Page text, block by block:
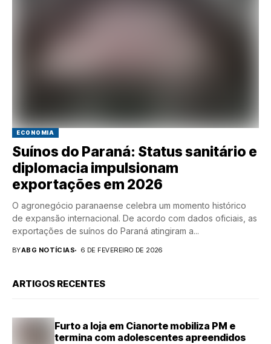
ECONOMIA
Suínos do Paraná: Status sanitário e
diplomacia impulsionam
exportações em 2026
O agronegócio paranaense celebra um momento histórico
de expansão internacional. De acordo com dados oficiais, as
exportações de suínos do Paraná atingiram a...
BYABG NOTÍCIAS 6 DE FEVEREIRO DE 2026
ARTIGOS RECENTES
Furto a loja em Cianorte mobiliza PM e
termina com adolescentes apreendidos